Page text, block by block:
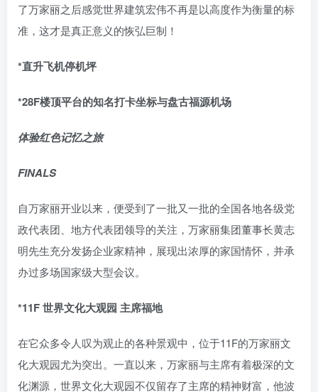
了万家丽之后感觉世界建筑宏伟不再是以高度作为衡量的标
准，这才是真正意义的恢弘巨制！
*直升飞机停机坪
*28F楼顶平台的知名打卡坐标与盘古福源机场
体验红色记忆之旅
FINALS
自万家丽开业以来，便受到了一批又一批的全国各地各级党
政代表团、地方代表团领导的关注，万家丽集团董事长黄志
明先生充分发扬企业家精神，展现出浓厚的家国情怀，并承
办过多场国家级大型会议。
*11F 世界文化大观园 主席福地
在它众多令人叹为观止的各种景观中，位于11F的万家丽文
化大观园尤为突出。一直以来，万家丽与主席有着极深的文
化渊源，世界文化大观园不仅留存了主席的精神财富，他波